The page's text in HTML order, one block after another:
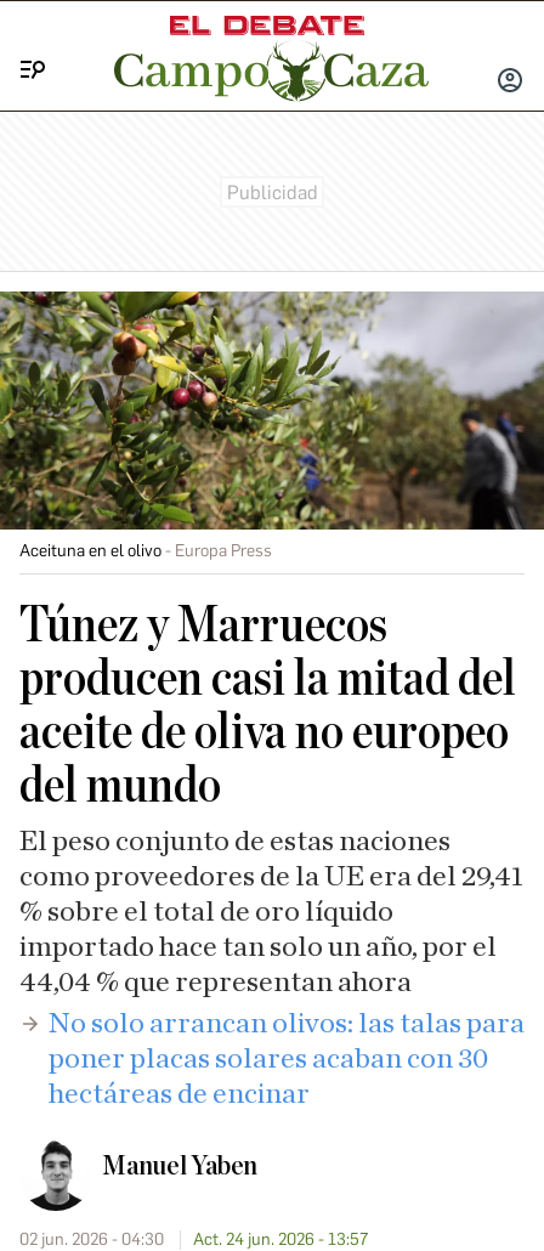
INICIAR
Aceituna en el olivo Europa Press
Túnez y Marruecos
producen casi la mitad del
aceite de oliva no europeo
del mundo
El peso conjunto de estas naciones
como proveedores de la UE era del 29,41
% sobre el total de oro líquido
importado hace tan solo un año, por el
44,04 % que representan ahora
No solo arrancan olivos: las talas para
poner placas solares acaban con 30
hectáreas de encinar
Manuel Yaben
02 jun. 2026 - 04:30 Act. 24 jun. 2026 - 13:57